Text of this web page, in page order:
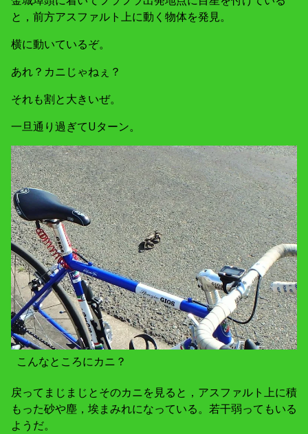
と，前方アスファルト上に動く物体を発見。
横に動いているぞ。
あれ？カニじゃねぇ？
それも割と大きいぜ。
一旦通り過ぎてUターン。
こんなところにカニ？
戻ってまじまじとそのカニを見ると，アスファルト上に積
もった砂や塵，埃まみれになっている。若干弱ってもいる
ようだ。